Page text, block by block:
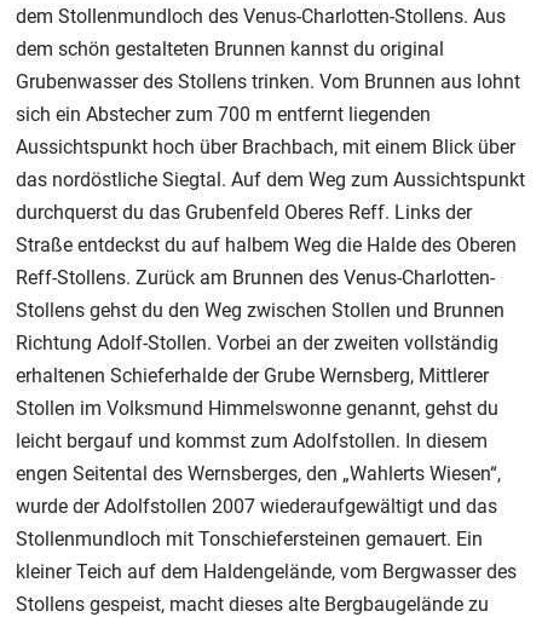
dem Stollenmundloch des Venus-Charlotten-Stollens. Aus
dem schön gestalteten Brunnen kannst du original
Grubenwasser des Stollens trinken. Vom Brunnen aus lohnt
sich ein Abstecher zum 700 m entfernt liegenden
Aussichtspunkt hoch über Brachbach, mit einem Blick über
das nordöstliche Siegtal. Auf dem Weg zum Aussichtspunkt
durchquerst du das Grubenfeld Oberes Reff. Links der
Straße entdeckst du auf halbem Weg die Halde des Oberen
Reff-Stollens. Zurück am Brunnen des Venus-Charlotten-
Stollens gehst du den Weg zwischen Stollen und Brunnen
Richtung Adolf-Stollen. Vorbei an der zweiten vollständig
erhaltenen Schieferhalde der Grube Wernsberg, Mittlerer
Stollen im Volksmund Himmelswonne genannt, gehst du
leicht bergauf und kommst zum Adolfstollen. In diesem
engen Seitental des Wernsberges, den „Wahlerts Wiesen“,
wurde der Adolfstollen 2007 wiederaufgewältigt und das
Stollenmundloch mit Tonschiefersteinen gemauert. Ein
kleiner Teich auf dem Haldengelände, vom Bergwasser des
Stollens gespeist, macht dieses alte Bergbaugelände zu